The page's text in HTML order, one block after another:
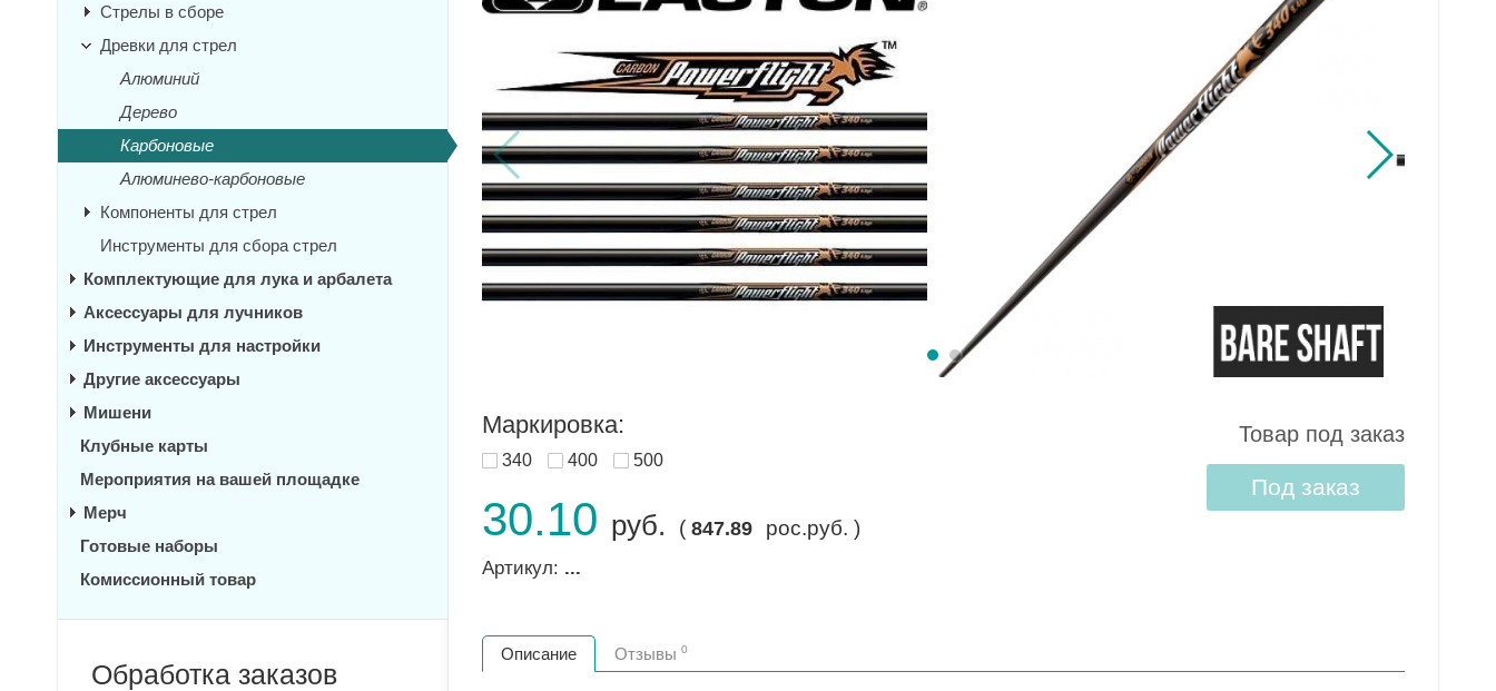
Маркировка:
340 400 500
30.10 руб. ( 847.89 рос.руб. )
Артикул: ...
Товар под заказ
Под заказ
Описание Отзывы 0
Стрелы в сборе
Древки для стрел
Алюминий
Дерево
Карбоновые
Алюминево-карбоновые
Компоненты для стрел
Инструменты для сбора стрел
Комплектующие для лука и арбалета
Аксессуары для лучников
Инструменты для настройки
Другие аксессуары
Мишени
Клубные карты
Мероприятия на вашей площадке
Мерч
Готовые наборы
Комиссионный товар
Обработка заказов